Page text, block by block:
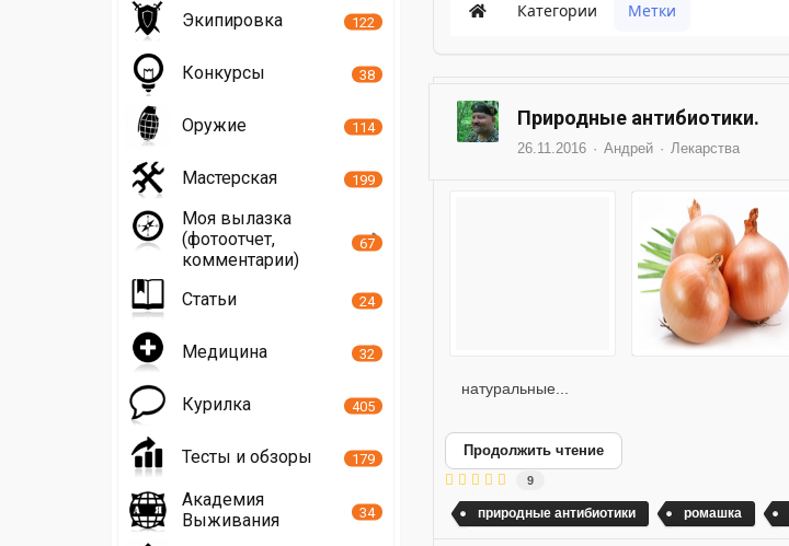
Категории Метки
Природные антибиотики.
26.11.2016 Андрей Лекарства
натуральные...
Продолжить чтение
9
природные антибиотики ромашка
Экипировка 122
Конкурсы 38
Оружие 114
Мастерская 199
Моя вылазка
(фотоотчет,
комментарии)
67
Статьи 24
Медицина 32
Курилка 405
Тесты и обзоры 179
Академия
Выживания
34